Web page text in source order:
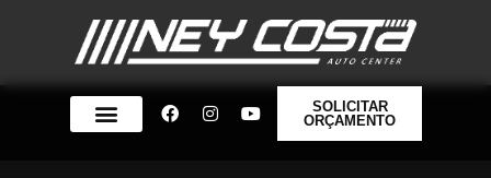
SOLICITAR
ORÇAMENTO